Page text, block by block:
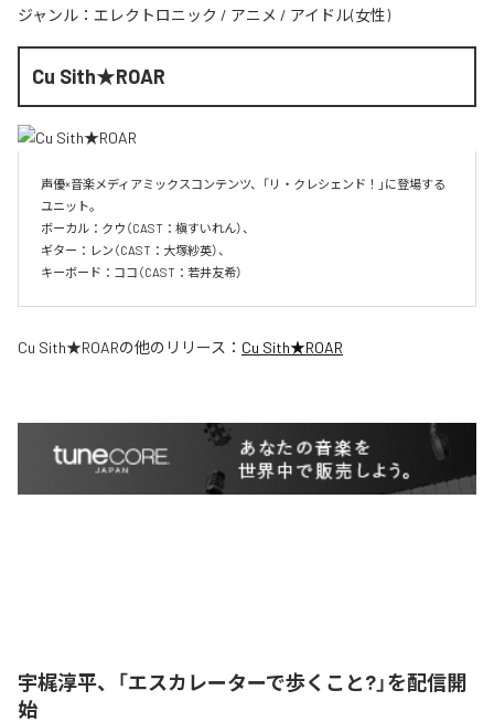
ジャンル： エレクトロニック / アニメ / アイドル(女性)
Cu Sith★ROAR
声優×音楽メディアミックスコンテンツ、「リ・クレシェンド！」に登場する
ユニット。
ボーカル：クウ（CAST：槇すいれん）、
ギター：レン（CAST：大塚紗英）、
キーボード：ココ（CAST：若井友希）
Cu Sith★ROARの他のリリース： Cu Sith★ROAR
宇梶淳平、「エスカレーターで歩くこと?」を配信開
始